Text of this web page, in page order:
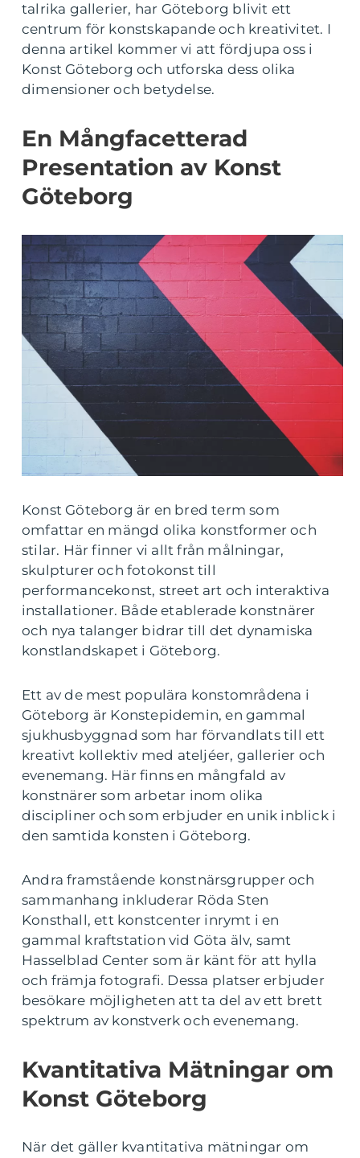
talrika gallerier, har Göteborg blivit ett
centrum för konstskapande och kreativitet. I
denna artikel kommer vi att fördjupa oss i
Konst Göteborg och utforska dess olika
dimensioner och betydelse.
En Mångfacetterad
Presentation av Konst
Göteborg
Konst Göteborg är en bred term som
omfattar en mängd olika konstformer och
stilar. Här finner vi allt från målningar,
skulpturer och fotokonst till
performancekonst, street art och interaktiva
installationer. Både etablerade konstnärer
och nya talanger bidrar till det dynamiska
konstlandskapet i Göteborg.
Ett av de mest populära konstområdena i
Göteborg är Konstepidemin, en gammal
sjukhusbyggnad som har förvandlats till ett
kreativt kollektiv med ateljéer, gallerier och
evenemang. Här finns en mångfald av
konstnärer som arbetar inom olika
discipliner och som erbjuder en unik inblick i
den samtida konsten i Göteborg.
Andra framstående konstnärsgrupper och
sammanhang inkluderar Röda Sten
Konsthall, ett konstcenter inrymt i en
gammal kraftstation vid Göta älv, samt
Hasselblad Center som är känt för att hylla
och främja fotografi. Dessa platser erbjuder
besökare möjligheten att ta del av ett brett
spektrum av konstverk och evenemang.
Kvantitativa Mätningar om
Konst Göteborg
När det gäller kvantitativa mätningar om